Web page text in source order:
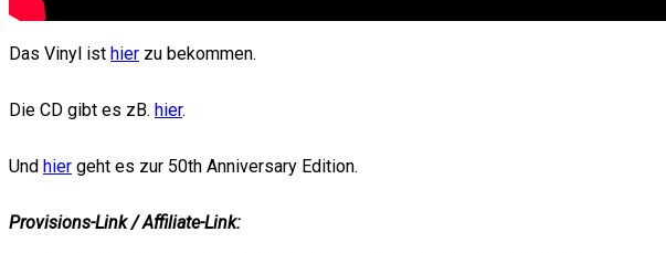
Das Vinyl ist hier zu bekommen.
Die CD gibt es zB. hier.
Und hier geht es zur 50th Anniversary Edition.
Provisions-Link / Affiliate-Link: